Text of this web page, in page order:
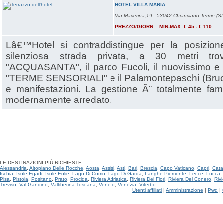
HOTEL VILLA MARIA
Via Macerina,19 - 53042 Chianciano Terme
PREZZO/GIORN. MIN-MAX: € 45 - € 110
Lâ€™Hotel si contraddistingue per la
silenziosa strada privata, a 30 metri
"ACQUASANTA", il parco Fucoli, il nuovissimo
"TERME SENSORIALI" e il Palamontepaschi
e manifestazioni. La gestione Ã¨ totalmente
modernamente arredato.
LE DESTINAZIONI PIÚ RICHIESTE
Alessandria Altopiano Delle Rocche Aosta Assisi Asti Bari Brescia Capo Vaticano Capri
Ischia
Isole Egadi Isole Eolie Lago Di Como Lago Di Garda Langhe Piemonte Lecce Lucca
Pisa
Pistoia Positano Prato Procida Riviera Adriatica Riviera Dei Fiori Riviera Del Conero
Treviso
Val Gandino Valtiberina Toscana Veneto Venezia
Viterbo
Utenti affiliati | Amministrazione | Pwd |